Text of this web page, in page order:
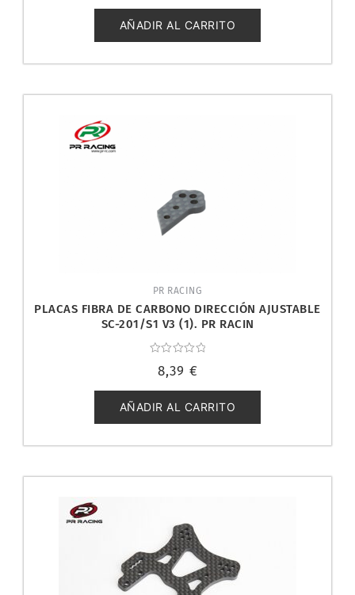
de
5
AÑADIR AL CARRITO
PR RACING
PLACAS FIBRA DE CARBONO DIRECCIÓN AJUSTABLE
SC-201/S1 V3 (1). PR RACIN
con
de
5
8,39 €
AÑADIR AL CARRITO